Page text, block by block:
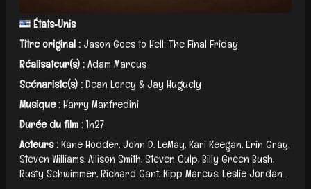
États‑Unis
Titre original :Jason Goes to Hell: The Final Friday
Réalisateur(s) :Adam Marcus
Scénariste(s) :Dean Lorey & Jay Huguely
Musique :Harry Manfredini
Durée du film :1h27
Acteurs :Kane Hodder, John D. LeMay, Kari Keegan, Erin Gray,
Steven Williams, Allison Smith, Steven Culp, Billy Green Bush,
Rusty Schwimmer, Richard Gant, Kipp Marcus, Leslie Jordan...